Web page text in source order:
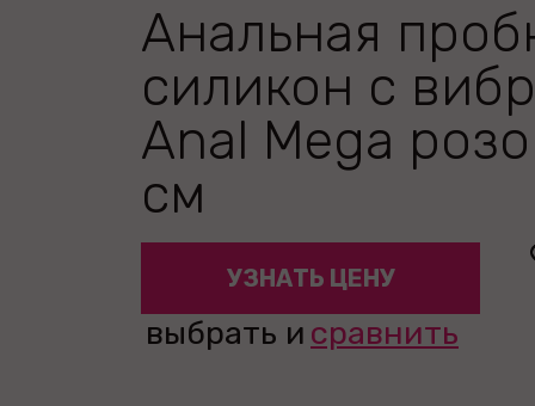
Анальная
силикон с
Anal Mega
см
УЗНАТЬ ЦЕНУ
выбрать и сравнить